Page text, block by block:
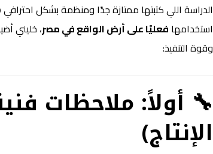
الدراسة اللي كتبتها ممتازة جدًا ومنظمة بشكل
استخدامها فعليًا على أرض الواقع في مصر، خليني
وقوة التنفيذ:
🔧 أولاً: ملاحظات
الإنتاج)